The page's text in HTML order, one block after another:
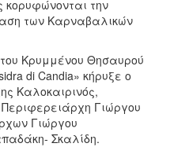
κορυφώνονται την
των Καρναβαλικών
Κρυμμένου Θησαυρού
di Candia» κήρυξε ο
Καλοκαιρινός,
Γιώργου
Γιώργου
Σκαλίδη.